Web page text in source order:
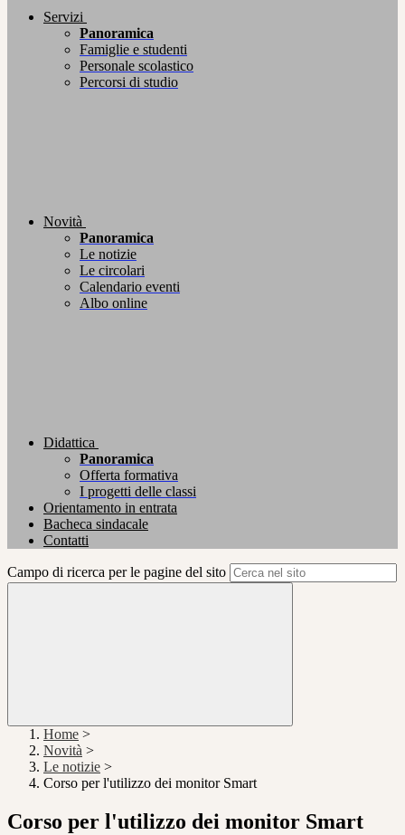
Servizi
Panoramica
Famiglie e studenti
Personale scolastico
Percorsi di studio
Novità
Panoramica
Le notizie
Le circolari
Calendario eventi
Albo online
Didattica
Panoramica
Offerta formativa
I progetti delle classi
Orientamento in entrata
Bacheca sindacale
Contatti
Campo di ricerca per le pagine del sito
Home >
Novità >
Le notizie >
Corso per l'utilizzo dei monitor Smart
Corso per l'utilizzo dei monitor Smart